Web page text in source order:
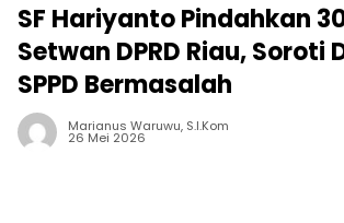
SF Hariyanto Pindahkan
Setwan DPRD Riau, Soroti
SPPD Bermasalah
Marianus Waruwu, S.I.Kom
26 Mei 2026